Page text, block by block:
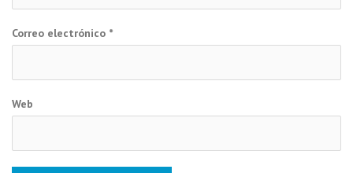
Correo electrónico *
Web